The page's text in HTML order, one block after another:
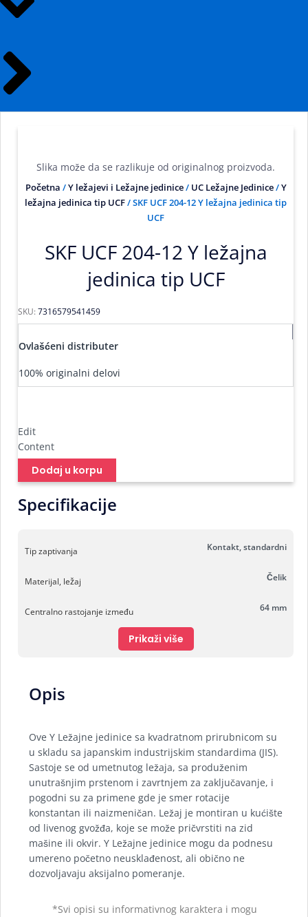
Slika može da se razlikuje od originalnog proizvoda.
Početna /Y ležajevi i Ležajne jedinice/ UC Ležajne Jedinice/Y
ležajna jedinica tip UCF/ SKF UCF 204-12 Y ležajna jedinica tip
UCF
SKF UCF 204-12 Y ležajna
jedinica tip UCF
SKU: 7316579541459
Ovlašćeni distributer
100% originalni delovi
Edit
Content
Dodaj u korpu
Specifikacije
Tip zaptivanja Kontakt, standardni
Materijal, ležaj Čelik
Centralno rastojanje između 64 mm
Prikaži više
Opis
Ove Y Ležajne jedinice sa kvadratnom prirubnicom su
u skladu sa japanskim industrijskim standardima (JIS).
Sastoje se od umetnutog ležaja, sa produženim
unutrašnjim prstenom i zavrtnjem za zaključavanje, i
pogodni su za primene gde je smer rotacije
konstantan ili naizmeničan. Ležaj je montiran u kućište
od livenog gvožđa, koje se može pričvrstiti na zid
mašine ili okvir. Y Ležajne jedinice mogu da podnesu
umereno početno neusklađenost, ali obično ne
dozvoljavaju aksijalno pomeranje.
*Svi opisi su informativnog karaktera i mogu